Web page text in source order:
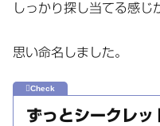
しっかり探し当てる感じ
思い命名しました。
ずっとシークレッ